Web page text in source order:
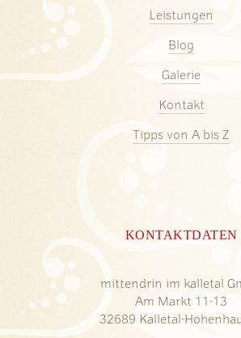
Leistungen
Blog
Galerie
Kontakt
Tipps von A bis Z
KONTAKTDATEN
mittendrin im kalletal
Am Markt 11-13
32689 Kalletal-